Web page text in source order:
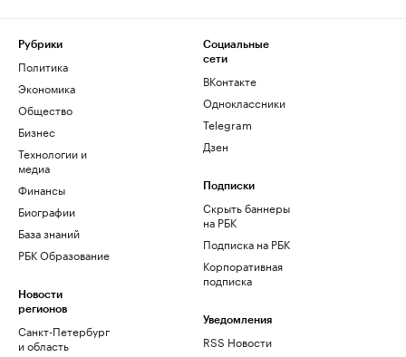
Рубрики
Политика
Экономика
Общество
Бизнес
Технологии и
медиа
Финансы
Биографии
База знаний
РБК Образование
Новости
регионов
Санкт-Петербург
и область
Социальные
сети
ВКонтакте
Одноклассники
Telegram
Дзен
Подписки
Скрыть баннеры
на РБК
Подписка на РБК
Корпоративная
подписка
Уведомления
RSS Новости